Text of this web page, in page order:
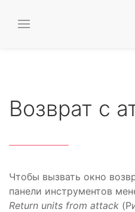
Возврат с
Чтобы вызвать окно
панели инструментов
Return units from attack